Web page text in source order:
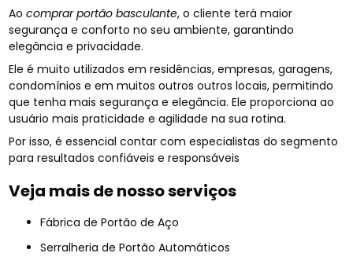
Aocomprar portão basculante, o cliente terá maior
segurança e conforto no seu ambiente, garantindo
elegância e privacidade.
Ele é muito utilizados em residências, empresas, garagens,
condomínios e em muitos outros outros locais, permitindo
que tenha mais segurança e elegância. Ele proporciona ao
usuário mais praticidade e agilidade na sua rotina.
Por isso, é essencial contar com especialistas do segmento
para resultados confiáveis e responsáveis
Veja mais de nosso serviços
Fábrica de Portão de Aço
Serralheria de Portão Automáticos